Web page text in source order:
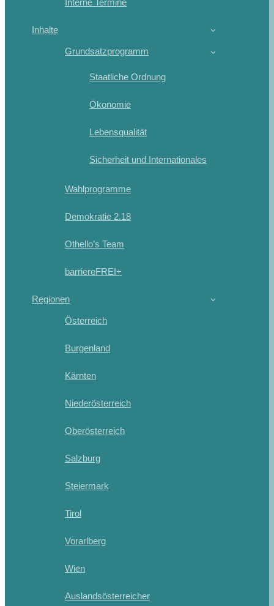
Inhalte
Grundsatzprogramm
Staatliche Ordnung
Ökonomie
Lebensqualität
Sicherheit und Internationales
Wahlprogramme
Demokratie 2.18
Othello’s Team
barriereFREI+
Regionen
Österreich
Burgenland
Kärnten
Niederösterreich
Oberösterreich
Salzburg
Steiermark
Tirol
Vorarlberg
Wien
Auslandsösterreicher